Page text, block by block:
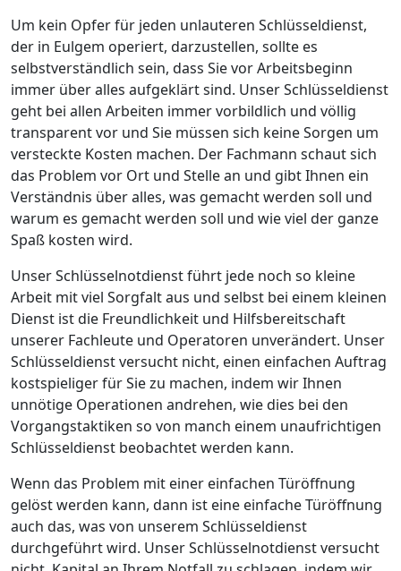
Um kein Opfer für jeden unlauteren Schlüsseldienst,
der in Eulgem operiert, darzustellen, sollte es
selbstverständlich sein, dass Sie vor Arbeitsbeginn
immer über alles aufgeklärt sind. Unser Schlüsseldienst
geht bei allen Arbeiten immer vorbildlich und völlig
transparent vor und Sie müssen sich keine Sorgen um
versteckte Kosten machen. Der Fachmann schaut sich
das Problem vor Ort und Stelle an und gibt Ihnen ein
Verständnis über alles, was gemacht werden soll und
warum es gemacht werden soll und wie viel der ganze
Spaß kosten wird.
Unser Schlüsselnotdienst führt jede noch so kleine
Arbeit mit viel Sorgfalt aus und selbst bei einem kleinen
Dienst ist die Freundlichkeit und Hilfsbereitschaft
unserer Fachleute und Operatoren unverändert. Unser
Schlüsseldienst versucht nicht, einen einfachen Auftrag
kostspieliger für Sie zu machen, indem wir Ihnen
unnötige Operationen andrehen, wie dies bei den
Vorgangstaktiken so von manch einem unaufrichtigen
Schlüsseldienst beobachtet werden kann.
Wenn das Problem mit einer einfachen Türöffnung
gelöst werden kann, dann ist eine einfache Türöffnung
auch das, was von unserem Schlüsseldienst
durchgeführt wird. Unser Schlüsselnotdienst versucht